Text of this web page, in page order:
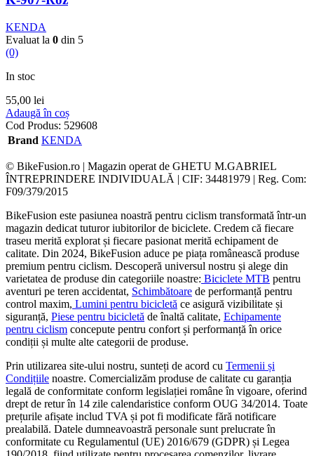
KENDA
Evaluat la 0 din 5
(0)
In stoc
55,00 lei
Adaugă în coș
Cod Produs: 529608
Brand KENDA
© BikeFusion.ro | Magazin operat de GHETU M.GABRIEL
ÎNTREPRINDERE INDIVIDUALĂ | CIF: 34481979 | Reg. Com:
F09/379/2015
BikeFusion este pasiunea noastră pentru ciclism transformată într-un
magazin dedicat tuturor iubitorilor de biciclete. Credem că fiecare
traseu merită explorat și fiecare pasionat merită echipament de
calitate. Din 2024, BikeFusion aduce pe piața românească produse
premium pentru ciclism. Descoperă universul nostru și alege din
varietatea de produse din categoriile noastre: Biciclete MTB pentru
aventuri pe teren accidentat, Schimbătoare de performanță pentru
control maxim, Lumini pentru bicicletă ce asigură vizibilitate și
siguranță, Piese pentru bicicletă de înaltă calitate, Echipamente
pentru ciclism concepute pentru confort și performanță în orice
condiții și multe alte categorii de produse.
Prin utilizarea site-ului nostru, sunteți de acord cu Termenii și
Condițiile noastre. Comercializăm produse de calitate cu garanția
legală de conformitate conform legislației române în vigoare, oferind
drept de retur în 14 zile calendaristice conform OUG 34/2014. Toate
prețurile afișate includ TVA și pot fi modificate fără notificare
prealabilă. Datele dumneavoastră personale sunt prelucrate în
conformitate cu Regulamentul (UE) 2016/679 (GDPR) și Legea